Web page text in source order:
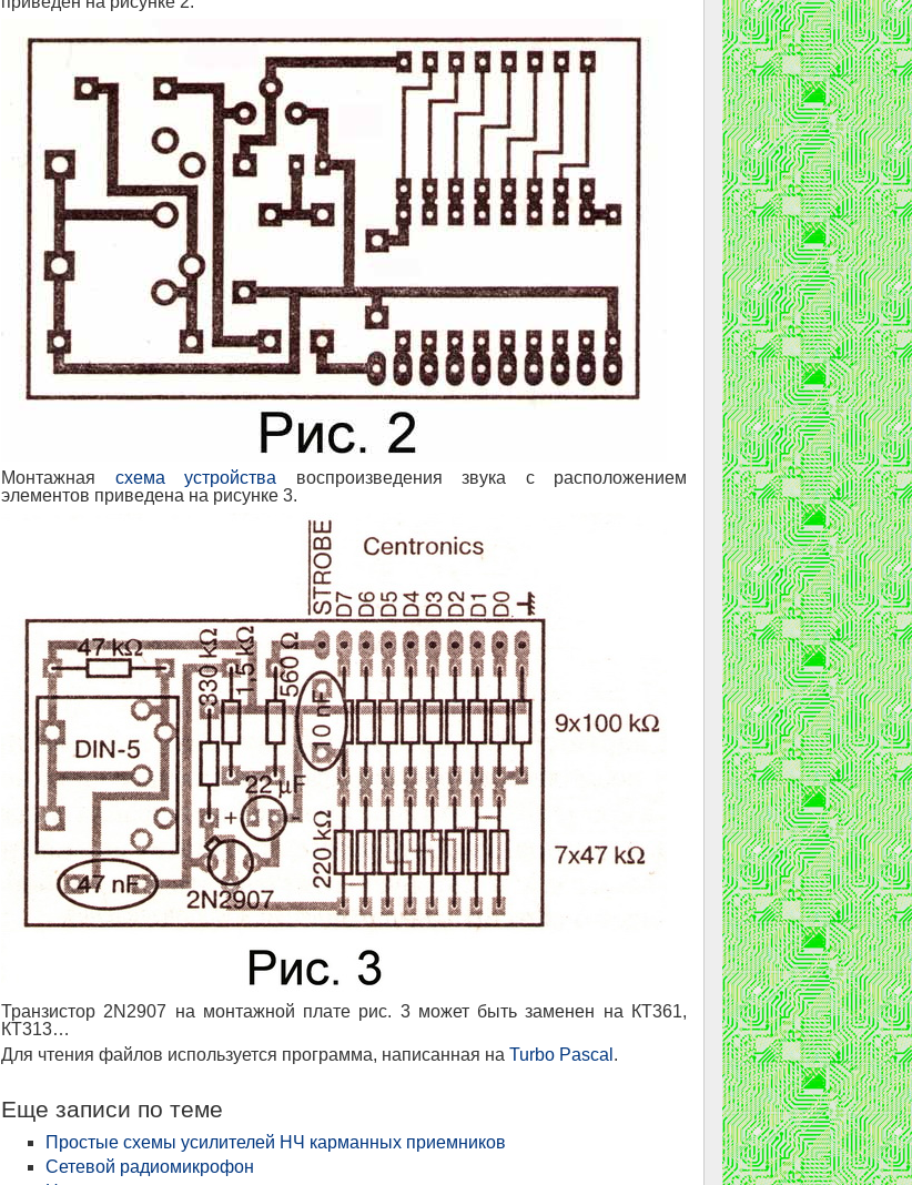
Монтажная схема устройства воспроизведения звука с расположением
элементов приведена на рисунке 3.
Транзистор 2N2907 на монтажной плате рис. 3 может быть заменен на КТ361,
КТ313…
Для чтения файлов используется программа, написанная на Turbo Pascal .
Еще записи по теме
Простые схемы усилителей НЧ карманных приемников
Сетевой радиомикрофон